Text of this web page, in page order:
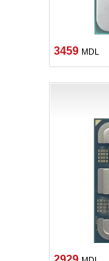
3459 MDL